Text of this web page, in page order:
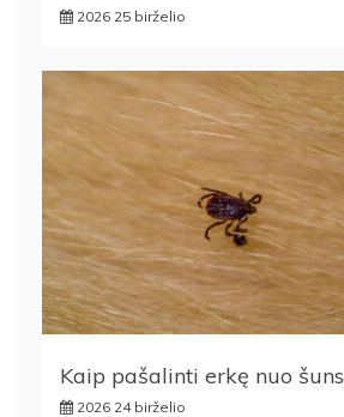
2026 25 birželio
Kaip pašalinti erkę nuo šuns
2026 24 birželio